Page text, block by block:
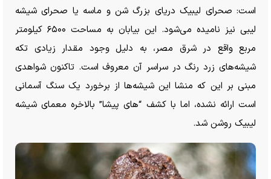
است: صحرای لیبیک دریای بزرگ شن و ماسه یا صحرای شیشه
لیبی نیز نامیده می‌شود. این بیابان به مساحت ۶۵۰۰ کیلومتر
مربع واقع در شرق مصر، به دلیل وجود مقدار زیادی تکه
شیشه‌های زرد رنگ در سراسر آن معروف است. تاکنون شواهدی
مبنی بر این که منشا این شیشه‌ها از برخورد یک سنگ آسمانی
است ارائه نشده، اما با کشف “های پیشا” بالاخره معمای شیشه
لیبیک روشن شد.